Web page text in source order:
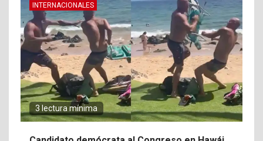
INTERNACIONALES
3 lectura mínima